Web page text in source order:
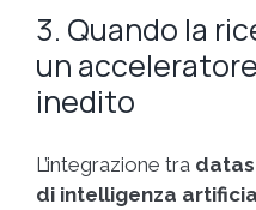
3. Quando la
un
inedito
L’integrazione tra
di intelligenza